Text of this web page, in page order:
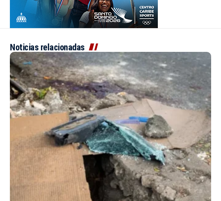
Noticias relacionadas